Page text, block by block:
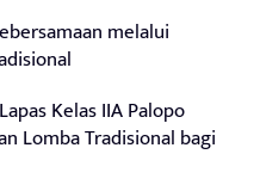
melalui
Kelas IIA Palopo
Lomba Tradisional bagi